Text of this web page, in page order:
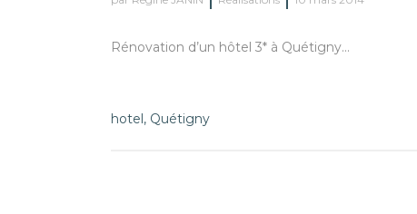
Rénovation d’un hôtel 3* à Quétigny...
hotel, Quétigny